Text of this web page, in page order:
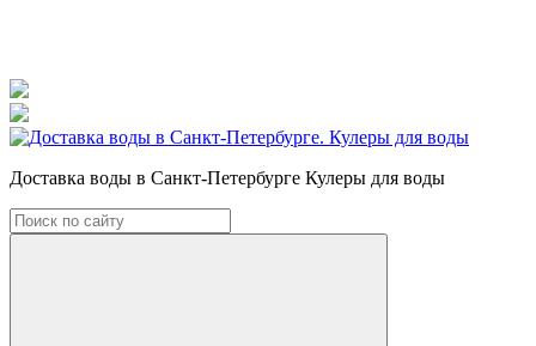
Доставка воды в Санкт-Петербурге Кулеры для воды